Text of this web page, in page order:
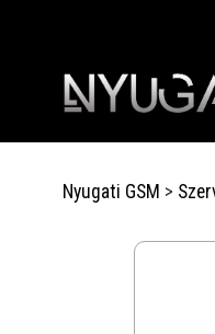
Nyugati GSM >